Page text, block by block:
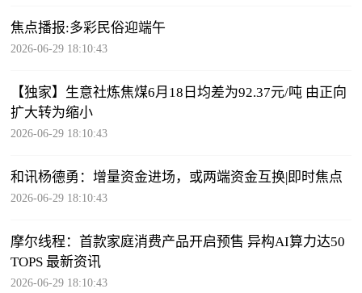
焦点播报:多彩民俗迎端午
2026-06-29 18:10:43
【独家】生意社炼焦煤6月18日均差为92.37元/吨 由正向
扩大转为缩小
2026-06-29 18:10:43
和讯杨德勇：增量资金进场，或两端资金互换|即时焦点
2026-06-29 18:10:43
摩尔线程：首款家庭消费产品开启预售 异构AI算力达50
TOPS 最新资讯
2026-06-29 18:10:43